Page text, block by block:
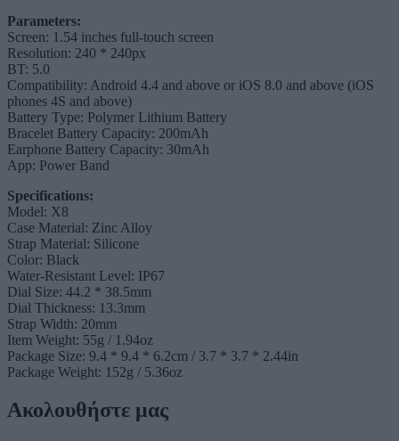
Parameters:
Screen: 1.54 inches full-touch screen
Resolution: 240 * 240px
BT: 5.0
Compatibility: Android 4.4 and above or iOS 8.0 and above (iOS
phones 4S and above)
Battery Type: Polymer Lithium Battery
Bracelet Battery Capacity: 200mAh
Earphone Battery Capacity: 30mAh
App: Power Band
Specifications:
Model: X8
Case Material: Zinc Alloy
Strap Material: Silicone
Color: Black
Water-Resistant Level: IP67
Dial Size: 44.2 * 38.5mm
Dial Thickness: 13.3mm
Strap Width: 20mm
Item Weight: 55g / 1.94oz
Package Size: 9.4 * 9.4 * 6.2cm / 3.7 * 3.7 * 2.44in
Package Weight: 152g / 5.36oz
Ακολουθήστε μας